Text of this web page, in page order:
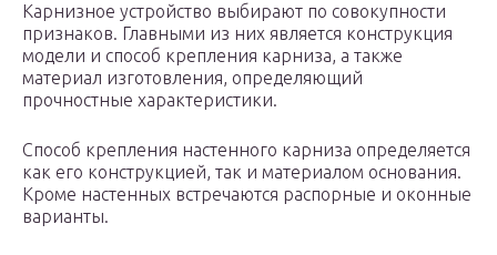
Карнизное устройство выбирают по совокупности
признаков. Главными из них является конструкция
модели и способ крепления карниза, а также
материал изготовления, определяющий
прочностные характеристики.
Способ крепления настенного карниза определяется
как его конструкцией, так и материалом основания.
Кроме настенных встречаются распорные и оконные
варианты.